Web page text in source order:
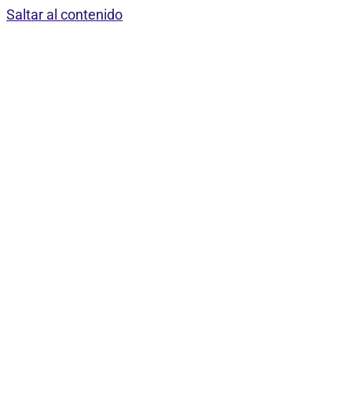
Saltar al contenido